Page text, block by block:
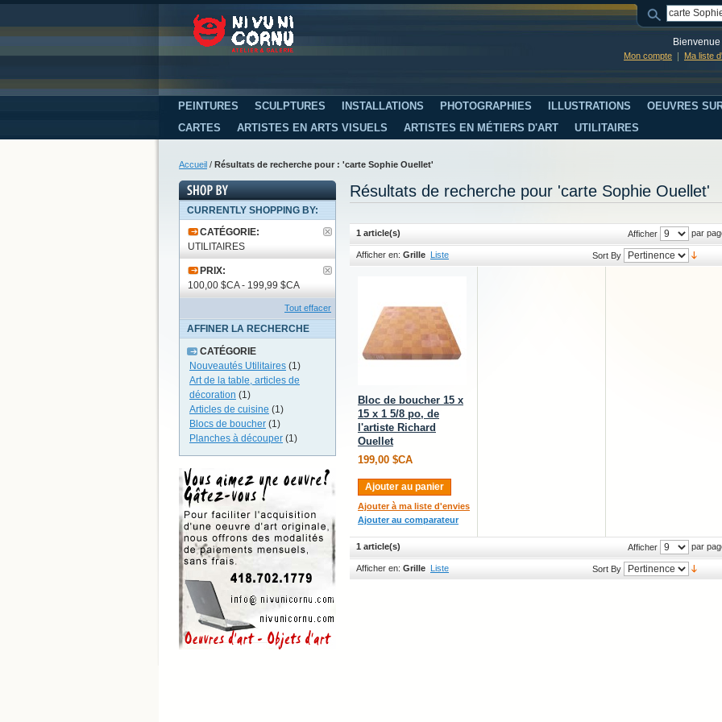
Mon compte Ma liste
PEINTURES SCULPTURES INSTALLATIONS PHOTOGRAPHIES ILLUSTRATIONS
OEUVRES
CARTES
ARTISTES EN ARTS VISUELS ARTISTES EN MÉTIERS D'ART UTILITAIRES
Accueil / Résultats de recherche pour : 'carte Sophie Ouellet'
Résultats de recherche pour 'carte Sophie Ouellet'
1 article(s) Afficher par
Afficher en: Grille Liste Sort By
Bloc de boucher 15 x
15 x 1 5/8 po, de
l'artiste Richard
Ouellet
199,00 $CA
Ajouter au panier
Ajouter à ma liste d'envies
Ajouter au comparateur
1 article(s) Afficher par
Afficher en: Grille Liste Sort By
CURRENTLY SHOPPING BY:
CATÉGORIE:
UTILITAIRES
PRIX:
100,00 $CA - 199,99 $CA
Tout effacer
AFFINER LA RECHERCHE
CATÉGORIE
Nouveautés Utilitaires (1)
Art de la table, articles de
décoration (1)
Articles de cuisine (1)
Blocs de boucher (1)
Planches à découper (1)